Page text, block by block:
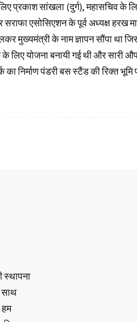
प्रकाश सांखला (दुर्ग), महासचिव के
एसोसिएशन के पूर्व अध्यक्ष हरख
मुख्यमंत्री के नाम ज्ञापन सौंपा था
लिए योजना बनायी गई थी और सारी
का निर्माण पंडरी बस स्टैंड की
स्थापना
साथ